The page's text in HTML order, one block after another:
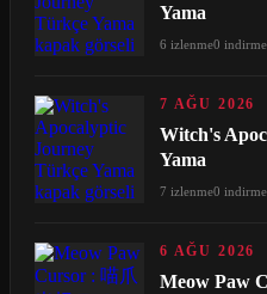
Yama
6 izlenme0 indirme
7 AĞU 2026
Witch's
Yama
7 izlenme0 indirme
6 AĞU 2026
Meow Paw